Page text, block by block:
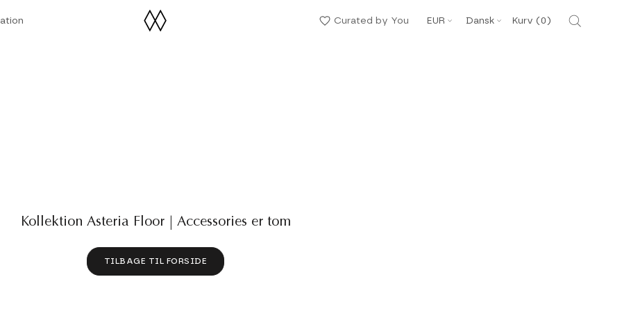
Curated by You
Valuta
EUR
Sprog
Dansk Kurv (0 )
Kollektion Asteria Floor | Accessories er tom
TILBAGE TIL FORSIDE